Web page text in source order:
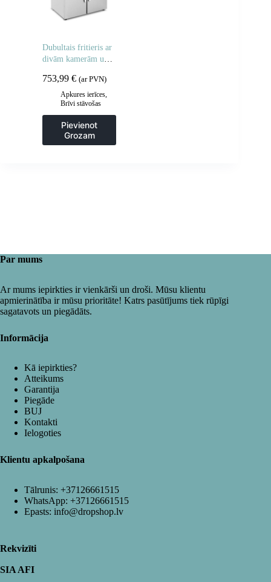
Dubultais fritieris ar
divām kamerām un
753,99 € (ar PVN)
Apkures ierīces,
Brīvi stāvošas
Frites un cepšanas
iekārtas,
Gastronomija
Pievienot
Grozam
Par mums
Ar mums iepirkties ir vienkārši un droši. Mūsu klientu
apmierinātība ir mūsu prioritāte! Katrs pasūtījums tiek rūpīgi
sagatavots un piegādāts.
Informācija
Kā iepirkties?
Atteikums
Garantija
Piegāde
BUJ
Kontakti
Ielogoties
Klientu apkalpošana
Tālrunis: +37126661515
WhatsApp: +37126661515
Epasts: info@dropshop.lv
Rekvizīti
SIA AFI